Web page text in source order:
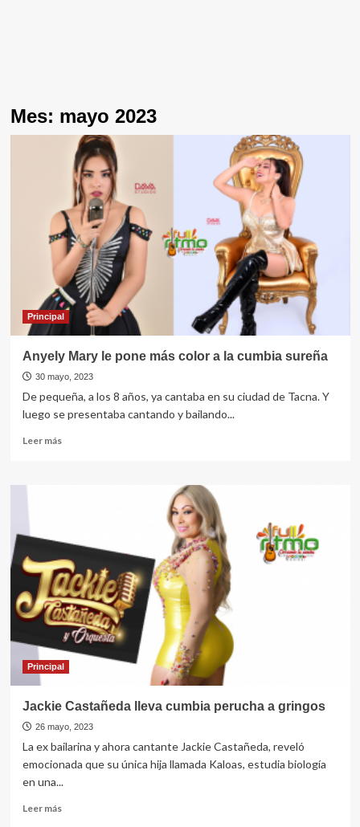
Mes: mayo 2023
Principal
Anyely Mary le pone más color a la cumbia sureña
30 mayo, 2023
De pequeña, a los 8 años, ya cantaba en su ciudad de Tacna. Y
luego se presentaba cantando y bailando...
Leer másLeer
más
color
a
la
cumbia
sureña
Principal
Jackie Castañeda lleva cumbia perucha a gringos
26 mayo, 2023
La ex bailarina y ahora cantante Jackie Castañeda, reveló
emocionada que su única hija llamada Kaloas, estudia biología
en una...
Leer másLeer